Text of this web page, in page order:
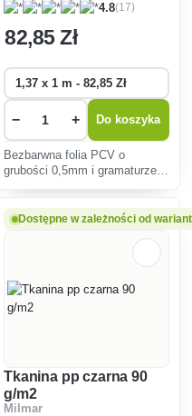
4.8(17)
82,85 Zł
− + Do koszyka
Bezbarwna folia PCV o
grubości 0,5mm i gramaturze
Dostępne w zależności od
Tkanina pp czarna 90
g/m2
Milmar